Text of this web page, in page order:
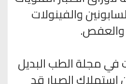
والفينولات
والعفص.
في مجلة الطب البديل